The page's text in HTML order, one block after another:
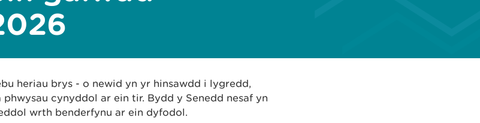
heriau brys - o newid yn yr hinsawdd i lygredd,
cynyddol ar ein tir. Bydd y Senedd nesaf yn
wrth benderfynu ar ein dyfodol.